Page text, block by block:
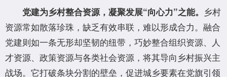
党建为乡村整合资源，凝聚发展“向心力”之能。 乡村
资源常如散落珍珠，缺乏有效串联，难以形成合力。融合
党建则如一条无形却坚韧的纽带，巧妙整合组织资源、人
才资源、政策资源与各类社会资源，将其导向乡村振兴主
战场。它打破条块分割的壁垒，促进城乡要素在党旗引领